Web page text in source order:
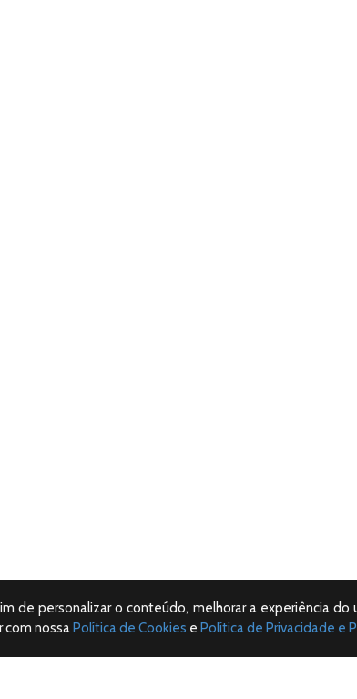
de personalizar o conteúdo, melhorar a experiência do
com nossaPolítica de Cookies e Política de Privacidade e